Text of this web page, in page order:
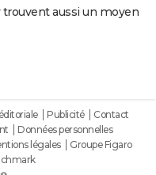
aussi un moyen
Publicité
Contact
Données personnelles
légales
Groupe Figaro